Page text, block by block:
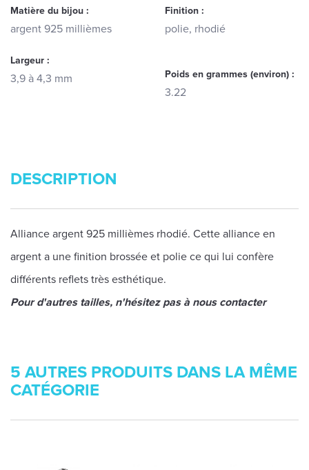
Matière du bijou :
argent 925 millièmes
Finition :
polie, rhodié
Largeur :
3,9 à 4,3 mm Poids en grammes (environ) :
3.22
DESCRIPTION
Alliance argent 925 millièmes rhodié. Cette alliance en
argent a une finition brossée et polie ce qui lui confère
différents reflets très esthétique.
Pour d'autres tailles, n'hésitez pas à nous contacter
5 AUTRES PRODUITS DANS LA MÊME
CATÉGORIE